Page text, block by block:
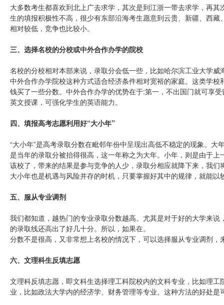
大多数考生都喜欢到北上广去求学，其次是到江浙一带去求学，再
生的填报积极性不高，很少有东部沿海考生愿意到云贵、新疆、西
相对较低，竞争也比较小。
三、选择名校的分校或中外合作办学的院校
名校的分校相对本部来说，录取分会低一些，比如哈尔滨工业大学
中外合作办学院校这种方式适合经济条件相对宽裕的家庭。这类学
钱买了一些分数。中外合作办学的优势在于:第一，不出国门就可享
英文授课，可强化学生的英语能力。
四、填报高考志愿利用好“大小年”
“大小年”是高考录取分数在毗邻年份中呈现出高低不稳定的现象。
是当年的录取分被抬得很高，这一年称之为大年。小年，则是由于
该校了，带来的结果是参与竞争的人少，录取分相应就降下来，我们
大小年也是机遇与风险并存的时机，只要掌握好其中的规律，就能以
五、服从专业调剂
我们都知道，越热门的专业录取分数越高。尤其是对于好的大学来
的录取线还高出了好几十分。所以，如果在。
分数不是很高，又非常想上名校的情况下，可以选择服从专业调剂，
六、文理科生反填志愿
文理科反填志愿，即文科生选择理工科院校内的文科专业，比如理
业，比如政法大学内的经济学、财务管理等专业。这种方法的好处